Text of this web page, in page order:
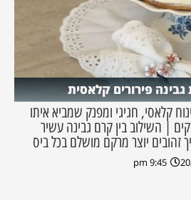
פירורים קלאסית
קלאסי, חגיגי ומפנק שמביא איתו
| השילוב בין קרם גבינה עשיר
זהובים יוצר מרקם מושלם בכל ביס
9:45 pm